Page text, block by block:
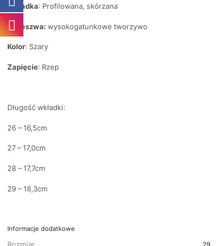
Wkładka: Profilowana, skórzana
Podeszwa: wysokogatunkowe tworzywo
Kolor: Szary
Zapięcie: Rzep
Długość wkładki:
26 – 16,5cm
27 – 17,0cm
28 – 17,7cm
29 – 18,3cm
Informacje dodatkowe
29